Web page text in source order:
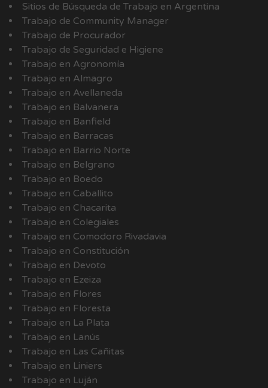
Sitios de Búsqueda de Trabajo en Argentina
Trabajo de Community Manager
Trabajo de Procurador
Trabajo de Seguridad e Higiene
Trabajo en Agronomía
Trabajo en Almagro
Trabajo en Avellaneda
Trabajo en Balvanera
Trabajo en Banfield
Trabajo en Barracas
Trabajo en Barrio Norte
Trabajo en Belgrano
Trabajo en Boedo
Trabajo en Caballito
Trabajo en Chacarita
Trabajo en Colegiales
Trabajo en Comodoro Rivadavia
Trabajo en Constitución
Trabajo en Devoto
Trabajo en Ezeiza
Trabajo en Flores
Trabajo en Floresta
Trabajo en La Plata
Trabajo en Lanús
Trabajo en Las Cañitas
Trabajo en Liniers
Trabajo en Luján